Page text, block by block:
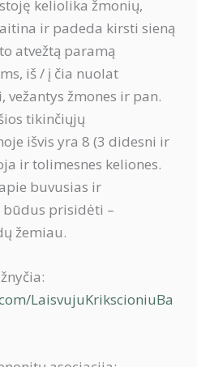
keliolika žmonių,
ir padeda kirsti sieną
atvežtą paramą
iš / į čia nuolat
žmones ir pan.
tikinčiųjų
išvis yra 8 (3 didesni ir
ir tolimesnes keliones.
buvusias ir
prisidėti –
žemiau.
LaisvujuKrikscioniuBa